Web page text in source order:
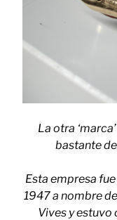
La otra
bastante
Esta empresa
1947 a nombre
Vives y estuvo